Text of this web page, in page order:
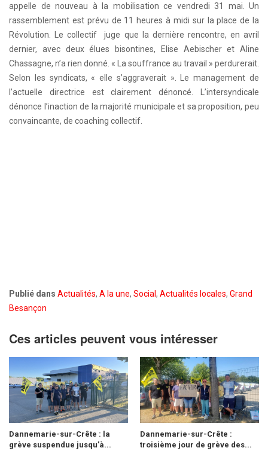
appelle de nouveau à la mobilisation ce vendredi 31 mai. Un
rassemblement est prévu de 11 heures à midi sur la place de la
Révolution. Le collectif juge que la dernière rencontre, en avril
dernier, avec deux élues bisontines, Elise Aebischer et Aline
Chassagne, n’a rien donné. « La souffrance au travail » perdurerait.
Selon les syndicats, « elle s’aggraverait ». Le management de
l’actuelle directrice est clairement dénoncé. L’intersyndicale
dénonce l’inaction de la majorité municipale et sa proposition, peu
convaincante, de coaching collectif.
Publié dans Actualités, A la une, Social , Actualités locales, Grand
Besançon
Ces articles peuvent vous intéresser
Dannemarie-sur-Crête : la
grève suspendue jusqu’à...
Dannemarie-sur-Crête :
troisième jour de grève des...